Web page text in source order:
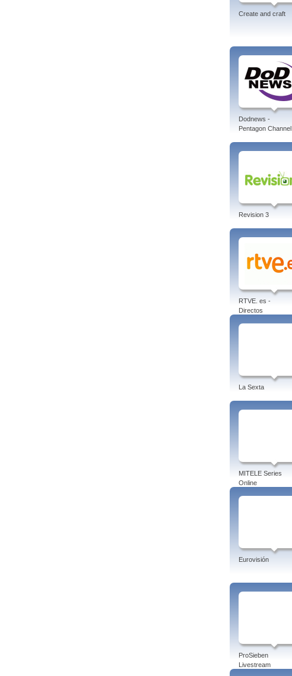
Create and craft
Dodnews -
Pentagon Channel
Revision 3
RTVE. es -
Directos
La Sexta
MITELE Series
Online
Eurovisión
ProSieben
Livestream